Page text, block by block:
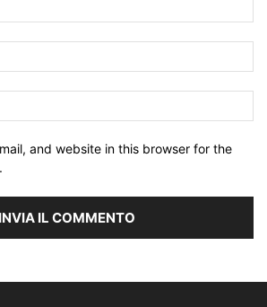
and website in this browser for the